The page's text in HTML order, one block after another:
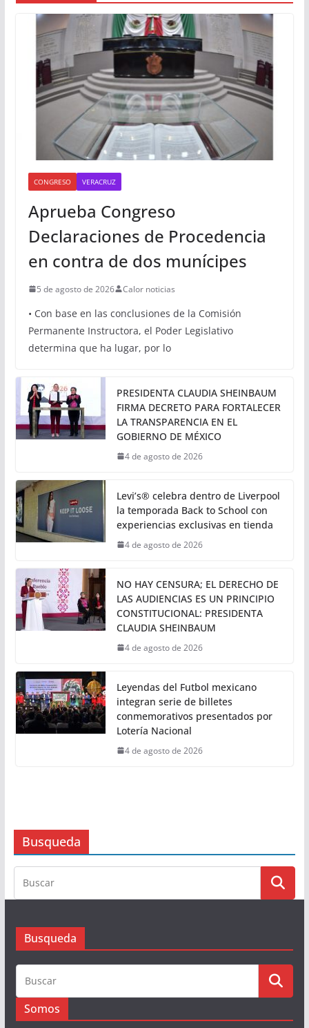
CONGRESO VERACRUZ
Aprueba Congreso
Declaraciones de Procedencia
en contra de dos munícipes
5 de agosto de 2026 Calor noticias
• Con base en las conclusiones de la Comisión
Permanente Instructora, el Poder Legislativo
determina que ha lugar, por lo
PRESIDENTA CLAUDIA SHEINBAUM
FIRMA DECRETO PARA FORTALECER
LA TRANSPARENCIA EN EL
GOBIERNO DE MÉXICO
4 de agosto de 2026
Levi’s® celebra dentro de Liverpool
la temporada Back to School con
experiencias exclusivas en tienda
4 de agosto de 2026
NO HAY CENSURA; EL DERECHO DE
LAS AUDIENCIAS ES UN PRINCIPIO
CONSTITUCIONAL: PRESIDENTA
CLAUDIA SHEINBAUM
4 de agosto de 2026
Leyendas del Futbol mexicano
integran serie de billetes
conmemorativos presentados por
Lotería Nacional
4 de agosto de 2026
Busqueda
Busqueda
Somos